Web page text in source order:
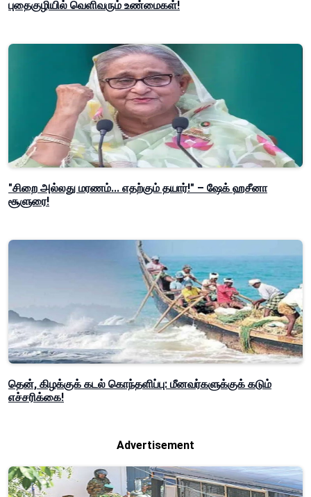
புதைகுழியில் வெளிவரும் உண்மைகள்!
"சிறை அல்லது மரணம்... எதற்கும் தயார்!" – ஷேக் ஹசீனா
சூளுரை!
தென், கிழக்குக் கடல் கொந்தளிப்பு: மீனவர்களுக்குக் கடும்
எச்சரிக்கை!
Advertisement